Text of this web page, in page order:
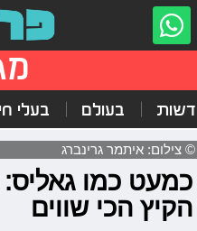
בעולם בעלי
© צילום: איתמר גרינברג
כמעט כמו
הקיץ הכי שווים